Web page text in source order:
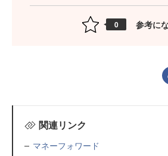
0 参考に
関連リンク
マネーフォワード